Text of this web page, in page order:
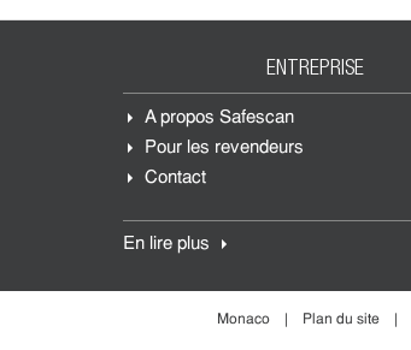
ENTREPRISE
À propos Safescan
Pour les revendeurs
Contact
En lire plus
Monaco Plan du site